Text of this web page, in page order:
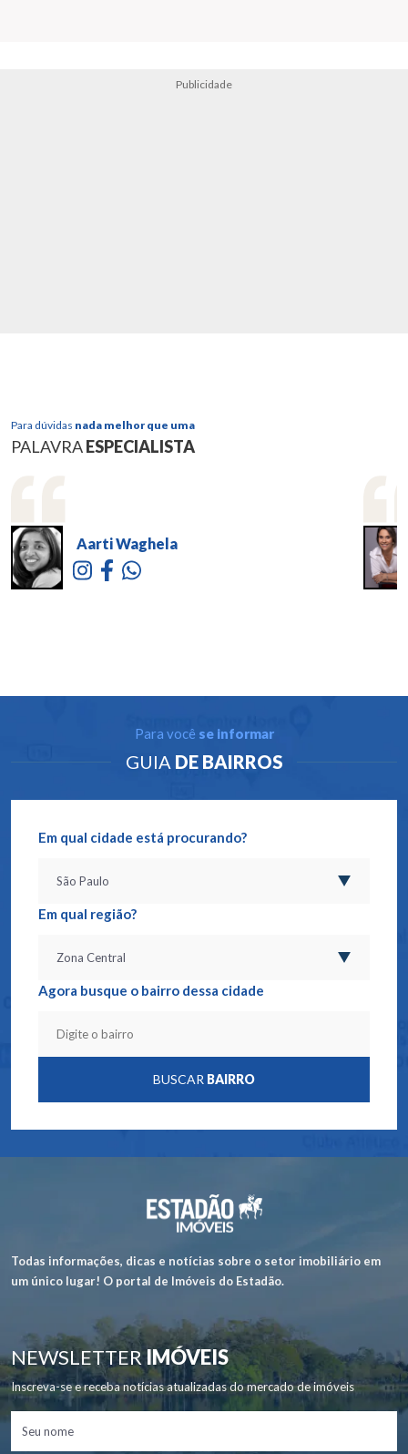
Publicidade
Para dúvidas nada melhor que uma
PALAVRAESPECIALISTA
Aarti Waghela
Para você se informar
GUIA DE BAIRROS
Em qual cidade está procurando?
Em qual região?
Agora busque o bairro dessa cidade
BUSCAR BAIRRO
Todas informações, dicas e notícias sobre o setor imobiliário em
um único lugar! O portal de Imóveis do Estadão.
NEWSLETTERIMÓVEIS
Inscreva-se e receba notícias atualizadas do mercado de imóveis